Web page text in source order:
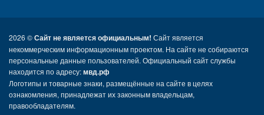
2026 ©Сайт не является официальным! Сайт является
некоммерческим информационным проектом. На сайте не собираются
персональные данные пользователей. Официальный сайт службы
находится по адресу:мвд.рф
Логотипы и товарные знаки, размещённые на сайте в целях
ознакомления, принадлежат их законным владельцам,
правообладателям.